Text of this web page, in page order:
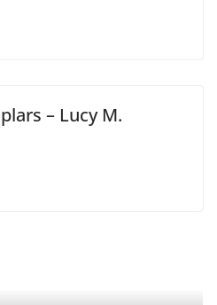
– Lucy M.